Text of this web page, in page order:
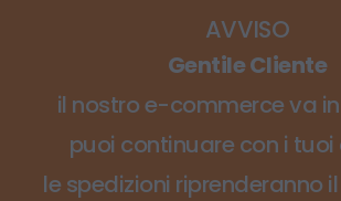
AVVISO
Gentile Cliente
il nostro e-commerce va
puoi continuare con i
le spedizioni riprenderanno